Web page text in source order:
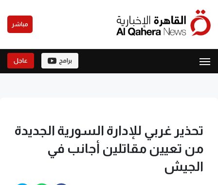
مباشر
برامج عاجل
تحذير غربي للإدارة السورية الجديدة
من تعيين مقاتلين أجانب في
الجيش